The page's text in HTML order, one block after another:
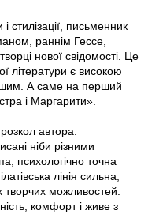
стилізації, письменник
раннім Гессе,
нової свідомості. Це
літератури є високою
А саме на перший
і Маргарити».
автора.
ніби різними
психологічно точна
лінія сильна,
творчих можливостей:
комфорт і живе з